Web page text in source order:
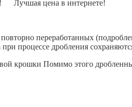
! Лучшая цена в интернете!
пeрepaбoтанных
процессе дробления
крошки Помимо этого